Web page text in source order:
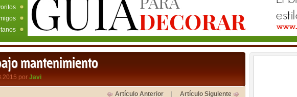
mantenimiento
por Javi
Artículo Anterior Artículo Siguiente